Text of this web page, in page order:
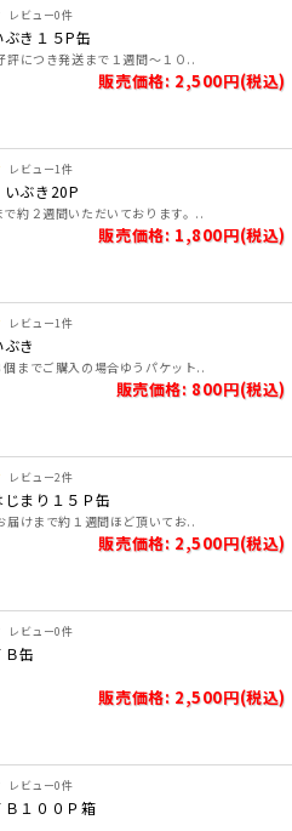
レビュー0件
き１５P缶
評につき発送まで１週間～１０..
販売価格: 2,500円(税込)
レビュー1件
ぶき20P
約２週間いただいております。..
販売価格: 1,800円(税込)
レビュー1件
き
個までご購入の場合ゆうパケット..
販売価格: 800円(税込)
レビュー2件
まり１５Ｐ缶
届けまで約１週間ほど頂いてお..
販売価格: 2,500円(税込)
レビュー0件
缶
販売価格: 2,500円(税込)
レビュー0件
１００Ｐ箱